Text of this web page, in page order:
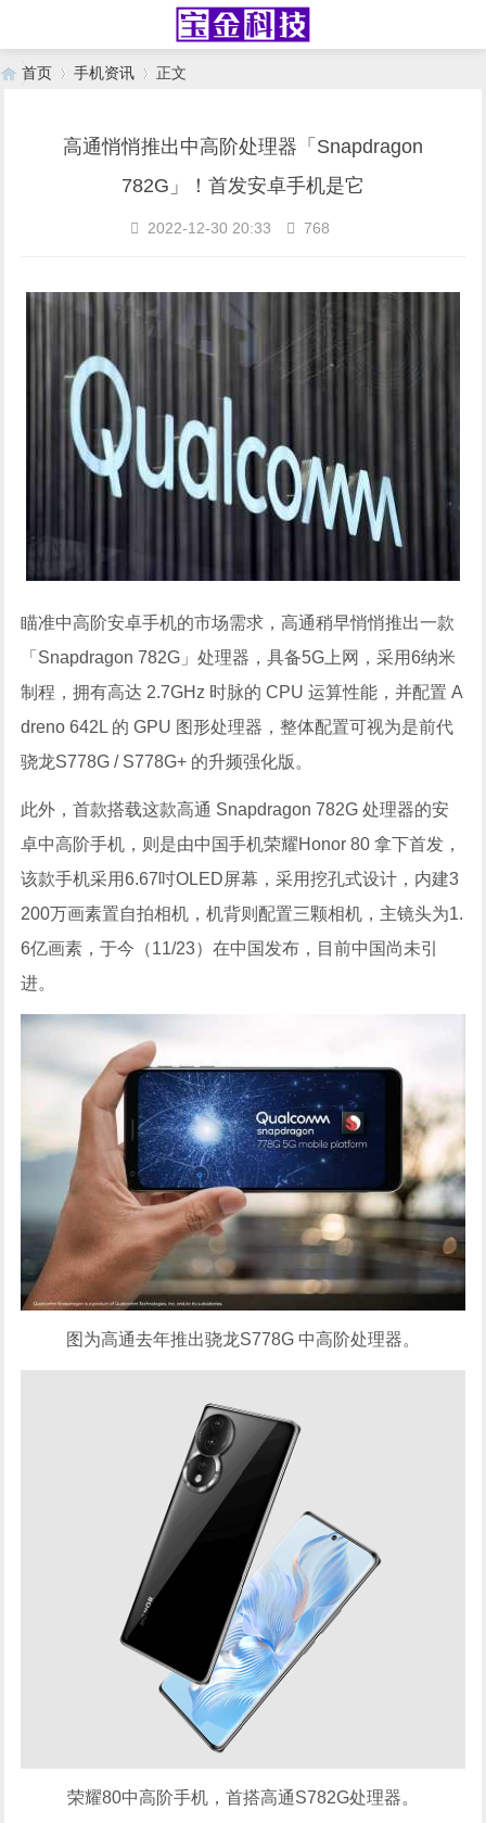
首页 手机资讯 正文
高通悄悄推出中高阶处理器「Snapdragon
782G」！首发安卓手机是它
2022-12-30 20:33 768
瞄准中高阶安卓手机的市场需求，高通稍早悄悄推出一款
「Snapdragon 782G」处理器，具备5G上网，采用6纳米
制程，拥有高达 2.7GHz 时脉的 CPU 运算性能，并配置 A
dreno 642L 的 GPU 图形处理器，整体配置可视为是前代
骁龙S778G / S778G+ 的升频强化版。
此外，首款搭载这款高通 Snapdragon 782G 处理器的安
卓中高阶手机，则是由中国手机荣耀Honor 80 拿下首发，
该款手机采用6.67吋OLED屏幕，采用挖孔式设计，内建3
200万画素置自拍相机，机背则配置三颗相机，主镜头为1.
6亿画素，于今（11/23）在中国发布，目前中国尚未引
进。
图为高通去年推出骁龙S778G 中高阶处理器。
荣耀80中高阶手机，首搭高通S782G处理器。